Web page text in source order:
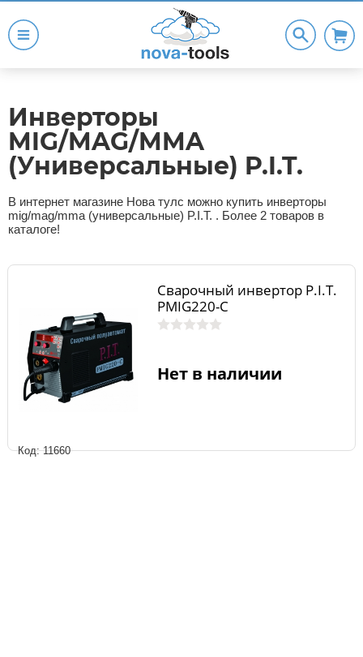
Инверторы
MIG/MAG/MMA
(Универсальные) P.I.T.
В интернет магазине Нова тулс можно купить инверторы
mig/mag/mma (универсальные) P.I.T. . Более 2 товаров в
каталоге!
Код: 11660
Сварочный инвертор P.I.T.
РМIG220-C
Нет в наличии